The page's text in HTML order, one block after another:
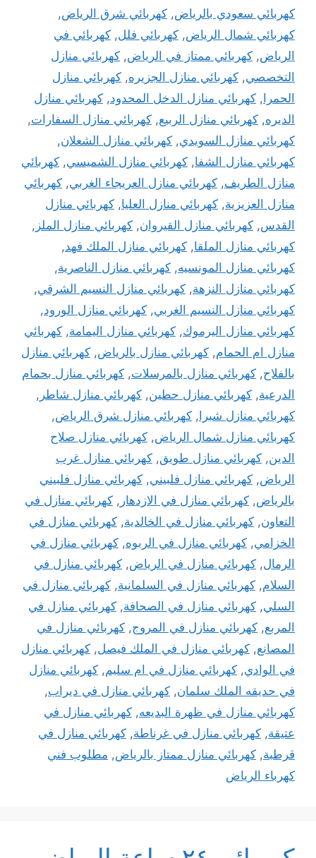
كهربائي سعودي بالرياض, كهربائي شرق الرياض,
كهربائي شمال الرياض, كهربائي فلل, كهربائي في
الرياض, كهربائي ممتاز في الرياض, كهربائي منازل
التخصصي, كهربائي منازل الجزيره, كهربائي منازل
الحمرا, كهربائي منازل الدخل المحدود, كهربائي منازل
الديره, كهربائي منازل الربيع, كهربائي منازل السفارات,
كهربائي منازل السويدي, كهربائي منازل الشعلان,
كهربائي منازل الشفا, كهربائي منازل الشميسي, كهربائي
منازل الطريف, كهربائي منازل العريجاء الغربي, كهربائي
منازل العزيزية, كهربائي منازل العليا, كهربائي منازل
القدس, كهربائي منازل القيروان, كهربائي منازل الملز ,
كهربائي منازل الملقا, كهربائي منازل الملك فهد,
كهربائي منازل المونسيه, كهربائي منازل الناصرية,
كهربائي منازل النزهة, كهربائي منازل النسيم الشرقي,
كهربائي منازل النسيم الغربي, كهربائي منازل الورود,
كهربائي منازل اليرموك, كهربائي منازل اليمامة, كهربائي
منازل ام الحمام, كهربائي منازل بالرياض, كهربائي منازل
بالفلاح, كهربائي منازل بالمرسلات, كهربائي منازل بحمام
الدرعية, كهربائي منازل حطين, كهربائي منازل شاطر ,
كهربائي منازل شبرا, كهربائي منازل شرق الرياض,
كهربائي منازل شمال الرياض, كهربائي منازل صلاح
الدين, كهربائي منازل طويق, كهربائي منازل غرب
الرياض, كهربائي منازل فلبيني, كهربائي منازل فلبيني
بالرياض, كهربائي منازل في الازدهار , كهربائي منازل في
التعاون, كهربائي منازل في الخالدية, كهربائي منازل في
الخزامي, كهربائي منازل في الربوه, كهربائي منازل في
الرمال, كهربائي منازل في الرياض, كهربائي منازل في
السلام, كهربائي منازل في السلمانية, كهربائي منازل في
السلي, كهربائي منازل في الصحافة, كهربائي منازل في
المربع, كهربائي منازل في المروج, كهربائي منازل في
المصانع, كهربائي منازل في الملك فيصل, كهربائي منازل
في الوادي, كهربائي منازل في ام سليم, كهربائي منازل
في حديقه الملك سلمان, كهربائي منازل في ديراب,
كهربائي منازل في ظهرة البديعه, كهربائي منازل في
عتيقة, كهربائي منازل في غرناطة, كهربائي منازل في
قرطبة, كهربائي منازل ممتاز بالرياض, مطلوب فني
كهرباء الرياض